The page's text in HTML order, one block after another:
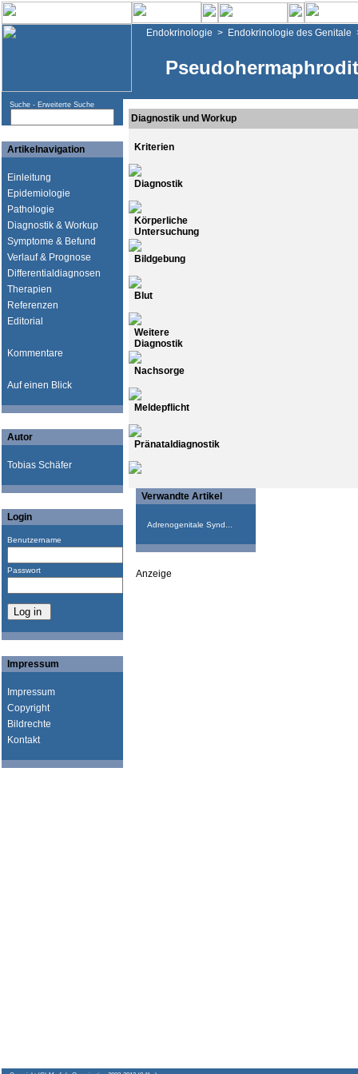
Endokrinologie > Endokrinologie des Genitale
Suche - Erweiterte Suche
Artikelnavigation
Einleitung
Epidemiologie
Pathologie
Diagnostik & Workup
Symptome & Befund
Verlauf & Prognose
Differentialdiagnosen
Therapien
Referenzen
Editorial
Kommentare
Auf einen Blick
Autor
Tobias Schäfer
Login
Benutzername
Passwort
Impressum
Impressum
Copyright
Bildrechte
Kontakt
Diagnostik und Workup
Kriterien
Diagnostik
Körperliche
Untersuchung
Bildgebung
Blut
Weitere
Diagnostik
Nachsorge
Meldepflicht
Pränataldiagnostik
Verwandte Artikel
Adrenogenitale Synd...
Anzeige